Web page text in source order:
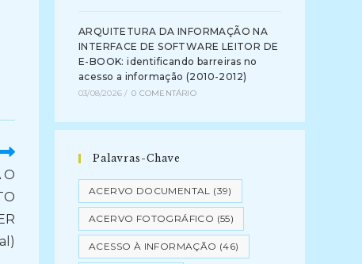
O
ARQUITETURA DA INFORMAÇÃO NA
INTERFACE DE SOFTWARE LEITOR DE
E-BOOK: identificando barreiras no
acesso a informação (2010-2012)
03/08/2026 / 0 COMENTÁRIO
Palavras-Chave
ACERVO DOCUMENTAL (39)
ACERVO FOTOGRÁFICO (55)
ACESSO À INFORMAÇÃO (46)